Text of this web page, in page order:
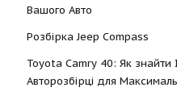
Вашого Авто
Розбірка Jeep Compass
Toyota Camry 40: Як знайти
Авторозбірці для